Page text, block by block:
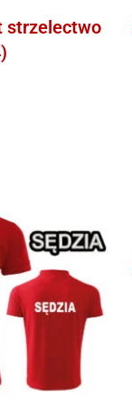
strzelectwo